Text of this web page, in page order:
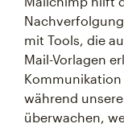
mit Tools, die
Mail-Vorlagen
während
überwachen,